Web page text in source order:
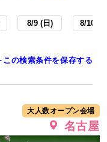
8/9 (日) 8/10 (
この検索条件を保存する
大人数オープン会場
名古屋